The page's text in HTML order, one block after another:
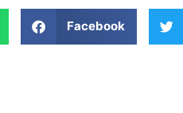
Facebook